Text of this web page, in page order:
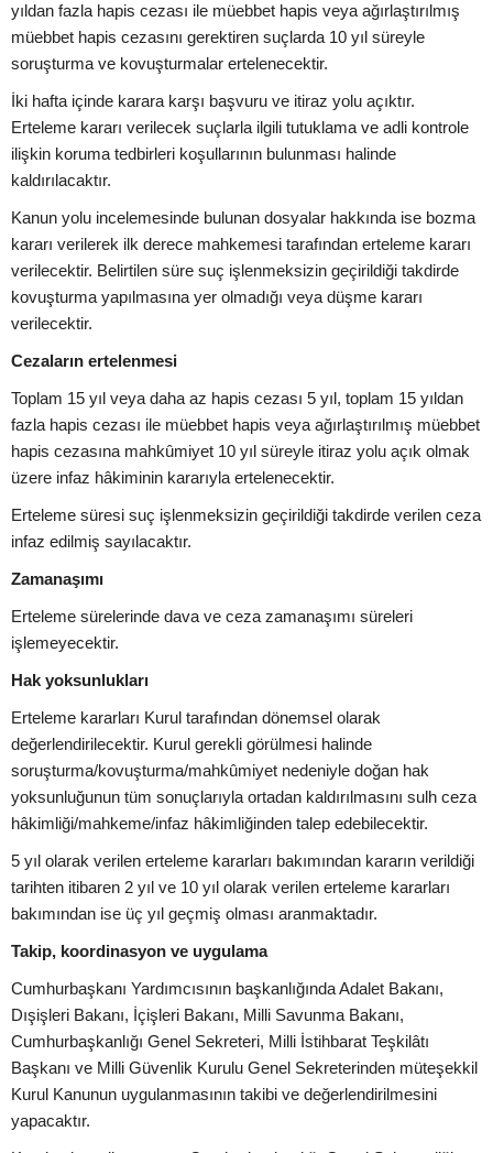
yıldan fazla hapis cezası ile müebbet hapis veya ağırlaştırılmış
müebbet hapis cezasını gerektiren suçlarda 10 yıl süreyle
soruşturma ve kovuşturmalar ertelenecektir.
İki hafta içinde karara karşı başvuru ve itiraz yolu açıktır.
Erteleme kararı verilecek suçlarla ilgili tutuklama ve adli kontrole
ilişkin koruma tedbirleri koşullarının bulunması halinde
kaldırılacaktır.
Kanun yolu incelemesinde bulunan dosyalar hakkında ise bozma
kararı verilerek ilk derece mahkemesi tarafından erteleme kararı
verilecektir. Belirtilen süre suç işlenmeksizin geçirildiği takdirde
kovuşturma yapılmasına yer olmadığı veya düşme kararı
verilecektir.
Cezaların ertelenmesi
Toplam 15 yıl veya daha az hapis cezası 5 yıl, toplam 15 yıldan
fazla hapis cezası ile müebbet hapis veya ağırlaştırılmış müebbet
hapis cezasına mahkûmiyet 10 yıl süreyle itiraz yolu açık olmak
üzere infaz hâkiminin kararıyla ertelenecektir.
Erteleme süresi suç işlenmeksizin geçirildiği takdirde verilen ceza
infaz edilmiş sayılacaktır.
Zamanaşımı
Erteleme sürelerinde dava ve ceza zamanaşımı süreleri
işlemeyecektir.
Hak yoksunlukları
Erteleme kararları Kurul tarafından dönemsel olarak
değerlendirilecektir. Kurul gerekli görülmesi halinde
soruşturma/kovuşturma/mahkûmiyet nedeniyle doğan hak
yoksunluğunun tüm sonuçlarıyla ortadan kaldırılmasını sulh ceza
hâkimliği/mahkeme/infaz hâkimliğinden talep edebilecektir.
5 yıl olarak verilen erteleme kararları bakımından kararın verildiği
tarihten itibaren 2 yıl ve 10 yıl olarak verilen erteleme kararları
bakımından ise üç yıl geçmiş olması aranmaktadır.
Takip, koordinasyon ve uygulama
Cumhurbaşkanı Yardımcısının başkanlığında Adalet Bakanı,
Dışişleri Bakanı, İçişleri Bakanı, Milli Savunma Bakanı,
Cumhurbaşkanlığı Genel Sekreteri, Milli İstihbarat Teşkilâtı
Başkanı ve Milli Güvenlik Kurulu Genel Sekreterinden müteşekkil
Kurul Kanunun uygulanmasının takibi ve değerlendirilmesini
yapacaktır.